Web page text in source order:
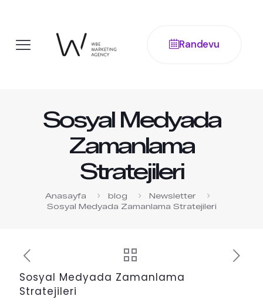
Randevu
Sosyal Medyada
Zamanlama
Stratejileri
Anasayfa blog
Newsletter
Sosyal Medyada Zamanlama Stratejileri
Sosyal Medyada Zamanlama
Stratejileri